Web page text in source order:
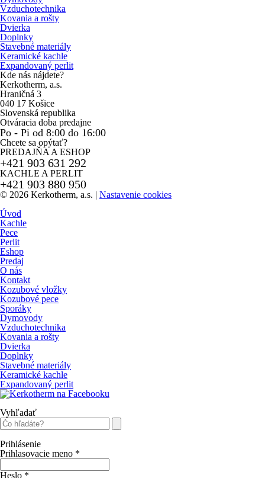
Vzduchotechnika
Kovania a rošty
Dvierka
Doplnky
Stavebné materiály
Keramické kachle
Expandovaný perlit
Kde nás nájdete?
Kerkotherm, a.s.
Hraničná 3
040 17 Košice
Slovenská republika
Otváracia doba predajne
Po - Pi od 8:00 do 16:00
Chcete sa opýtať?
PREDAJŇA A ESHOP
+421 903 631 292
KACHLE A PERLIT
+421 903 880 950
© 2026 Kerkotherm, a.s. | Nastavenie cookies
Úvod
Kachle
Pece
Perlit
Eshop
Predaj
O nás
Kontakt
Kozubové vložky
Kozubové pece
Sporáky
Dymovody
Vzduchotechnika
Kovania a rošty
Dvierka
Doplnky
Stavebné materiály
Keramické kachle
Expandovaný perlit
Vyhľadať
Prihlásenie
Prihlasovacie meno *
Heslo *